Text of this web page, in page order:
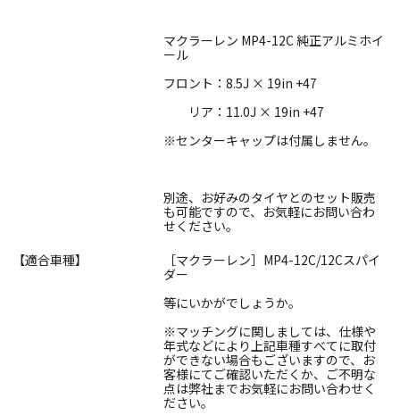
マクラーレン MP4-12C 純正アルミホイ
ール
フロント：8.5J × 19in +47
リア：11.0J × 19in +47
※センターキャップは付属しません。
別途、お好みのタイヤとのセット販売
も可能ですので、お気軽にお問い合わ
せください。
【適合車種】
［マクラーレン］MP4-12C/12Cスパイ
ダー
等にいかがでしょうか。
※マッチングに関しましては、仕様や
年式などにより上記車種すべてに取付
ができない場合もございますので、お
客様にてご確認いただくか、ご不明な
点は弊社までお気軽にお問い合わせく
ださい。